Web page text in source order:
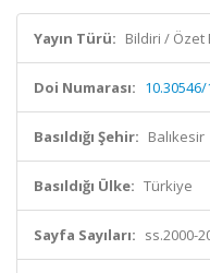
Yayın Türü: Bildiri / Özet
Doi Numarası:
Basıldığı Şehir: Balıkesir
Basıldığı Ülke: Türkiye
Sayfa Sayıları: ss.2000-